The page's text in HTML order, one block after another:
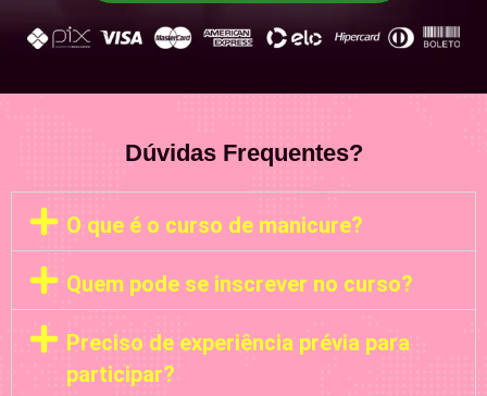
Dúvidas Frequentes?
O que é o curso de manicure?
Quem pode se inscrever no curso?
Preciso de experiência prévia para
participar?